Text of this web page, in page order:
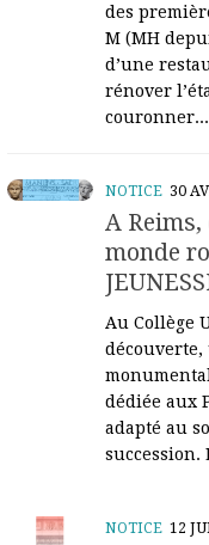
des
M (MH
d’une
rénover
couronner...
NOTICE 30
A
monde
Au Collège
dédiée aux
adapté au
succession.
NOTICE 12